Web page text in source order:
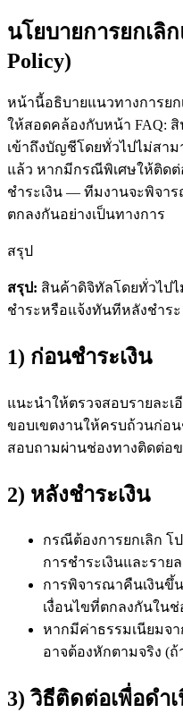
นโยบายการยกเลิ
Policy)
หน้านี้อธิบายแนวทางการยก
ให้สอดคล้องกับหน้า FAQ:
เข้าถึงบัญชีโดยทั่วไปไม่สา
แล้ว หากมีกรณีพิเศษให้ติด
ชำระเงิน — ทีมงานจะพิจา
ตกลงกันอย่างเป็นทางการ
สรุป
สรุป: สินค้าดิจิทัลโดยทั่วไป
ชำระหรือแจ้งทันทีหลังชำร
1) ก่อนชำระเงิน
แนะนำให้ตรวจสอบรายละเ
ขอบเขตงานให้ครบถ้วนก่อ
สอบถามผ่านช่องทางติดต่อข
2) หลังชำระเงิน
กรณีต้องการยกเลิก
การชำระเงินและราย
การพิจารณาคืนเงินขึ้
เงื่อนไขที่ตกลงกันในช่
หากมีค่าธรรมเนียมจา
อาจต้องหักตามจริง (ถ้
3) วิธีติดต่อเพื่อดำ